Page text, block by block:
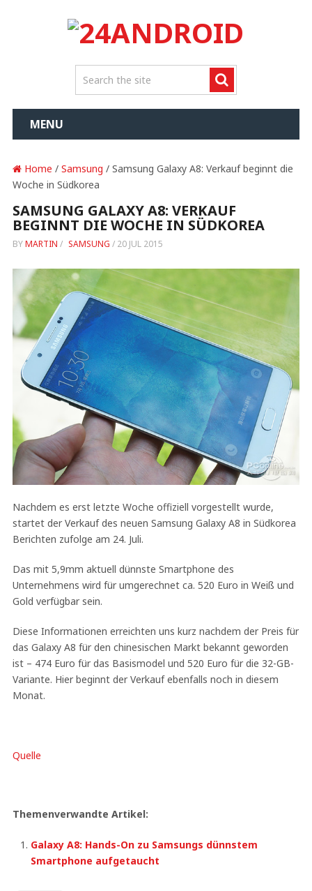
MENU
Home / Samsung / Samsung Galaxy A8: Verkauf beginnt die
Woche in Südkorea
SAMSUNG GALAXY A8: VERKAUF
BEGINNT DIE WOCHE IN SÜDKOREA
BYMARTIN / SAMSUNG / 20 JUL 2015
Nachdem es erst letzte Woche offiziell vorgestellt wurde,
startet der Verkauf des neuen Samsung Galaxy A8 in Südkorea
Berichten zufolge am 24. Juli.
Das mit 5,9mm aktuell dünnste Smartphone des
Unternehmens wird für umgerechnet ca. 520 Euro in Weiß und
Gold verfügbar sein.
Diese Informationen erreichten uns kurz nachdem der Preis für
das Galaxy A8 für den chinesischen Markt bekannt geworden
ist – 474 Euro für das Basismodel und 520 Euro für die 32-GB-
Variante. Hier beginnt der Verkauf ebenfalls noch in diesem
Monat.
Quelle
Themenverwandte Artikel:
Galaxy A8: Hands-On zu Samsungs dünnstem
Smartphone aufgetaucht